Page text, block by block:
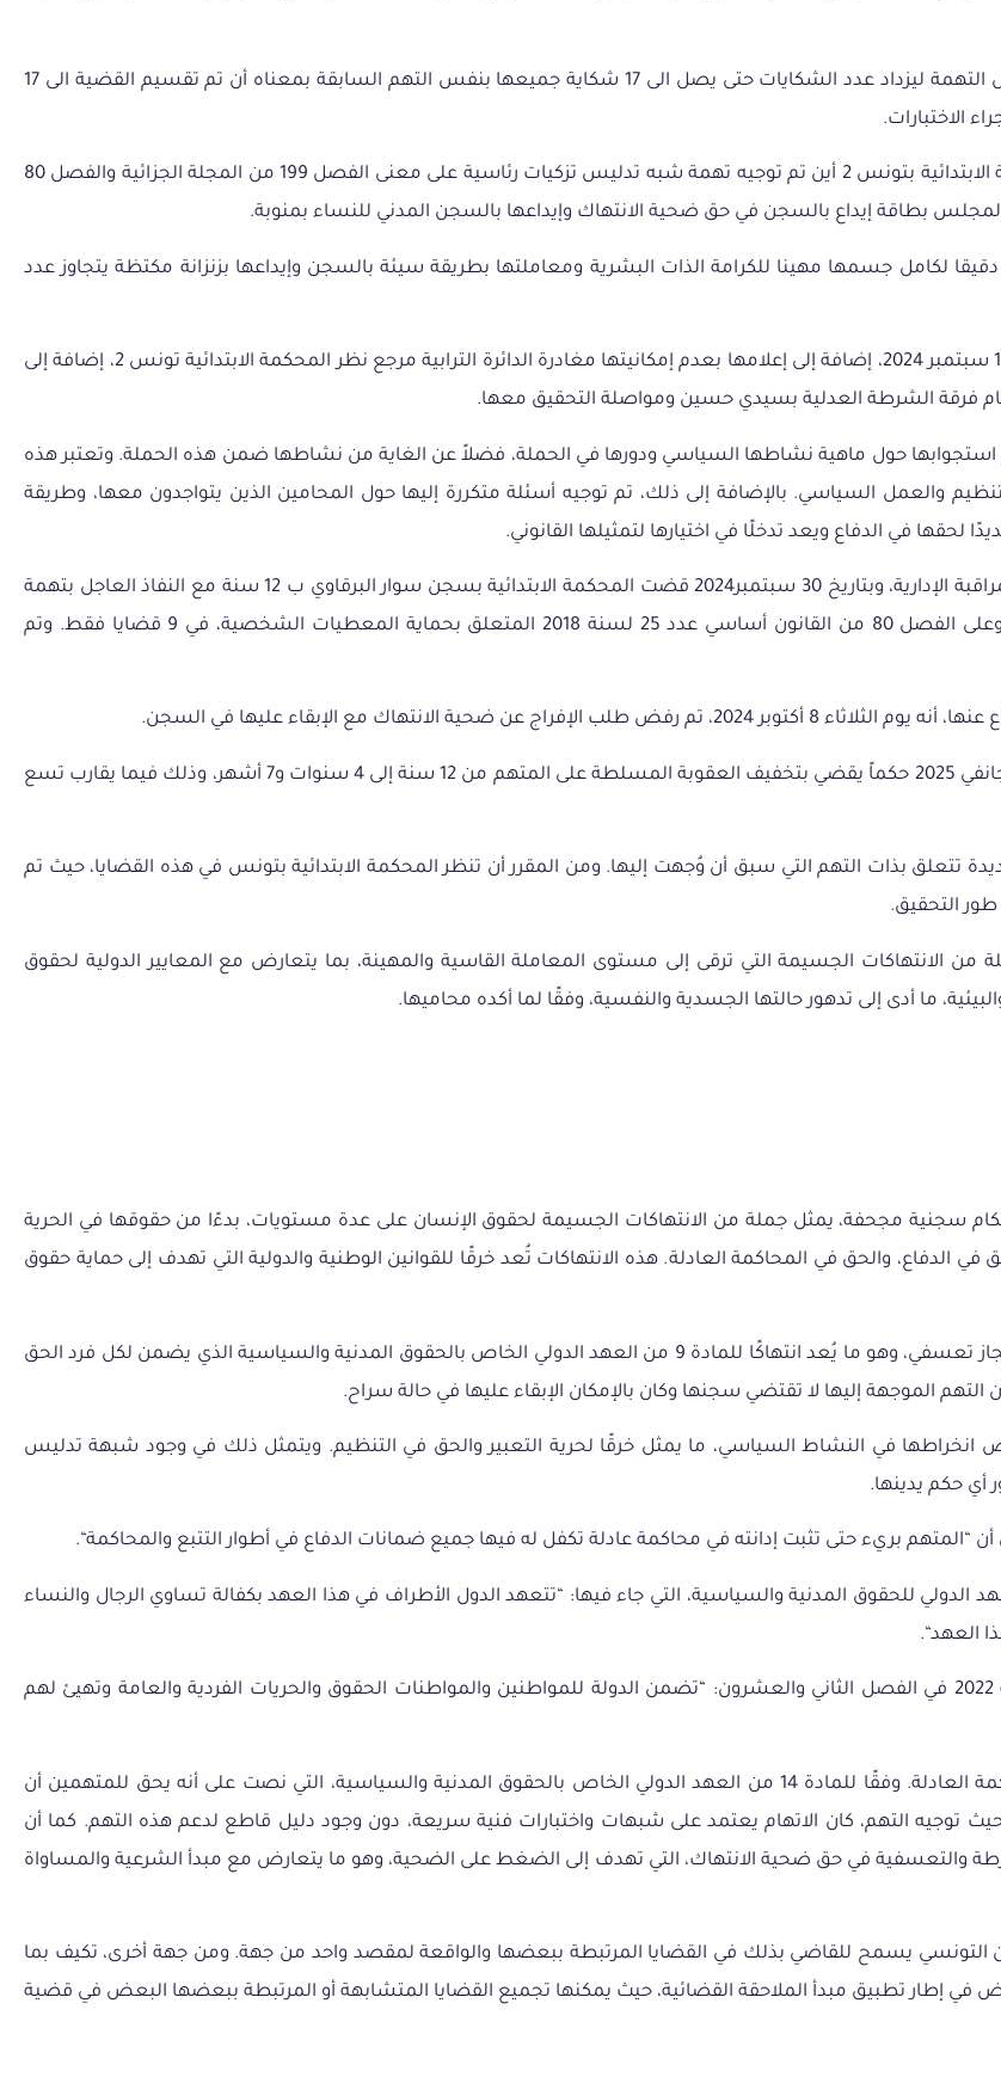
إلى جانب الشكايات التي يتم التحقيق فيهم تمت إضافة 6 شكايات بنفس التهمة ليزداد عدد الشكايات حتى يصل الى 17 شكاية جميعها بنفس التهم السابقة بمعناه أن تم تقسيم القضية الى 17
الاختبارات.
2024 أحيلت سوار البرقاوي على المجلس الجناحي بالمحكمة الابتدائية بتونس 2 أين تم توجيه تهمة شبه تدليس تزكيات رئاسية على معنى الفصل 199 من المجلة الجزائية والفصل 80
بطاقة إيداع بالسجن في حق ضحية الانتهاك وإيداعها بالسجن المدني للنساء بمنوبة.
لكامل جسمها مهينا للكرامة الذات البشرية ومعاملتها بطريقة سيئة بالسجن وإيداعها بزنزانة مكتظة يتجاوز عدد
وفي 30 أوت 2024 تم الإفراج على سوار وتأجيل النظر في قضيتها لتاريخ 19 سبتمبر 2024، إضافة إلى إعلامها بعدم إمكانيتها مغادرة الدائرة الترابية مرجع نظر المحكمة الابتدائية تونس 2، إضافة إلى
استجوابهاحول ماهية نشاطها السياسي ودورها في الحملة، فضلاً عن الغاية من نشاطها ضمن هذه الحملة. وتعتبر هذه
والعمل السياسي. بالإضافة إلى ذلك، تم توجيه أسئلة متكررة إليها حول المحامين الذين يتواجدون معها، وطريقة
لحقها في الدفاع ويعد تدخلًا في اختيارها لتمثيلها القانوني.
سبتمبر2024 قضت المحكمة الابتدائية بسجن سوار البرقاوي
ب 12 سنة مع النفاذ العاجل بتهمة
تدليس الانتخابات الرئاسية على معنى الفصل 199 من المجلة الجزائية وعلى الفصل 80 من القانون أساسي عدد 25 لسنة 2018 المتعلق بحماية المعطيات الشخصية، في 9 قضايا فقط. وتم
الانتهاك مع الإبقاء عليها في السجن.
وفي الطور الاستئنافي، أصدرت المحكمة الاستئنافية بتونس 2 بتاريخ 10 جانفي 2025 حكماً يقضي بتخفيف العقوبة المسلطة على المتهم من 12 سنة إلى 4 سنوات و7 أشهر، وذلك فيما يقارب تسع
جديدة تتعلق بذات التهم التي سبق أن وُجهت إليها. ومن المقرر أن تنظر المحكمة الابتدائية بتونس في هذه القضايا، حيث تم
الانتهاكات الجسيمة التي ترقى إلى مستوى المعاملة القاسية والمهينة، بما يتعارض مع المعايير الدولية لحقوق
ما أدى إلى تدهور حالتها الجسدية والنفسية، وفقًا لما أكده محاميها.
سجنية مجحفة، يمثل جملة من الانتهاكات الجسيمة لحقوق الإنسان على عدة مستويات، بدءًا من حقوقها في الحرية
في الدفاع، والحق في المحاكمة العادلة.هذه الانتهاكات تُعد خرقًا للقوانين الوطنية والدولية التي تهدف إلى حماية حقوق
تعسفي، وهو ما يُعد انتهاكًا للمادة من العهد الدولي الخاص بالحقوق المدنية والسياسية الذي يضمن لكل فرد الحق
التهم الموجهة إليها لا تقتضي سجنها وكان بالإمكان الإبقاء عليها في حالة سراح.
انخراطها في النشاط السياسي، ما يمثل خرقًا لحرية التعبير والحق في التنظيم. ويتمثل ذلك في وجود شبهة تدليس
أي حكم يدينها.
أن “المتهم بريء حتى تثبت إدانته في محاكمة عادلة تكفل له فيها جميع ضمانات الدفاع في أطوار التتبع والمحاكمة“.
الدولي للحقوق المدنية والسياسية، التي جاء فيها: “تتعهد الدول الأطراف في هذا العهد بكفالة تساوي الرجال والنساء
العهد“.
2022 في الفصل الثاني والعشرون: “تضمن الدولة للمواطنين والمواطنات الحقوق والحريات الفردية والعامة وتهيئ لهم
العادلة. وفقًا للمادة من العهد الدولي الخاص بالحقوق المدنية والسياسية، التي نصت على أنه يحق للمتهمين أن
توجيه التهم، كان الاتهام يعتمد على شبهات واختبارات فنية سريعة، دون وجود دليل قاطع لدعم هذه التهم. كما أن
والتعسفية في حق ضحية الانتهاك، التي تهدف إلى الضغط على الضحية، وهو ما يتعارض مع مبدأ الشرعية والمساواة
التونسي يسمح للقاضي بذلك في القضايا المرتبطة ببعضها والواقعة لمقصد واحد من جهة. ومن جهة أخرى، تكيف بما
في إطار تطبيق مبدأ الملاحقة القضائية، حيث يمكنها تجميع القضايا المتشابهة أو المرتبطة ببعضها البعض في قضية